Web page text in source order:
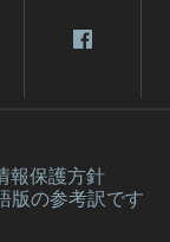
報保護方針
版の参考訳です